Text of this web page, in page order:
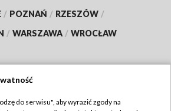
/ POZNAŃ / RZESZÓW /
/ WARSZAWA / WROCŁAW
do serwisu", aby wyrazić zgody na